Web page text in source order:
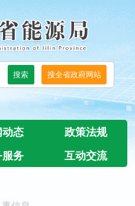
态
政策法规
务 互动交流